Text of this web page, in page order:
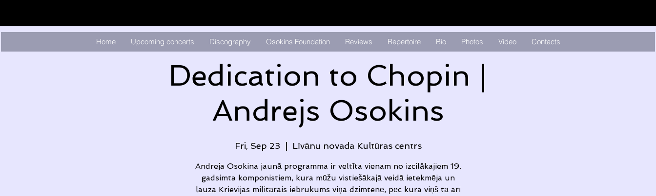
Dedication to Chopin |
Andrejs Osokins
Fri, Sep 23 Līvānu novada Kultūras centrs
Andreja Osokina jaunā programma ir veltīta vienam no izcilākajiem 19.
gadsimta komponistiem, kura mūžu vistiešākajā veidā ietekmēja un
lauza Krievijas militārais iebrukums viņa dzimtenē, pēc kura viņš tā arī
Home Upcoming concerts Discography Osokins Foundation Reviews Repertoire Bio Photos Video Contacts